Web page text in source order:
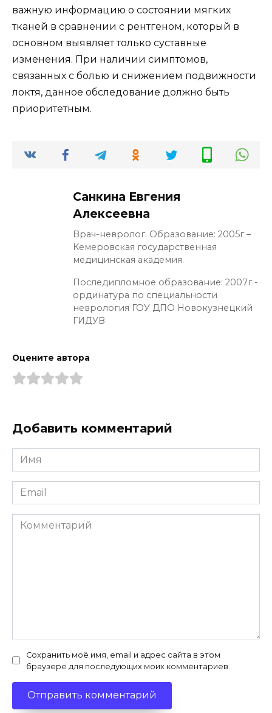
важную информацию о состоянии мягких
тканей в сравнении с рентгеном, который в
основном выявляет только суставные
изменения. При наличии симптомов,
связанных с болью и снижением подвижности
локтя, данное обследование должно быть
приоритетным.
Санкина Евгения
Алексеевна
Врач-невролог. Образование: 2005г –
Кемеровская государственная
медицинская академия.
Последипломное образование: 2007г -
ординатура по специальности
неврология ГОУ ДПО Новокузнецкий
ГИДУВ
Оцените автора
Добавить комментарий
Имя
*
Email
*
Комментарий
Сохранить моё имя, email и адрес сайта в этом
браузере для последующих моих комментариев.